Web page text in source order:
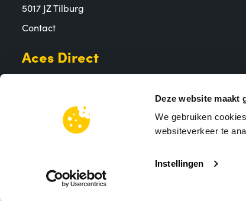
Deze website maakt
We gebruiken
websiteverkeer te
Instellingen
5017 JZ Tilburg
Contact
Aces Direct
Over ons